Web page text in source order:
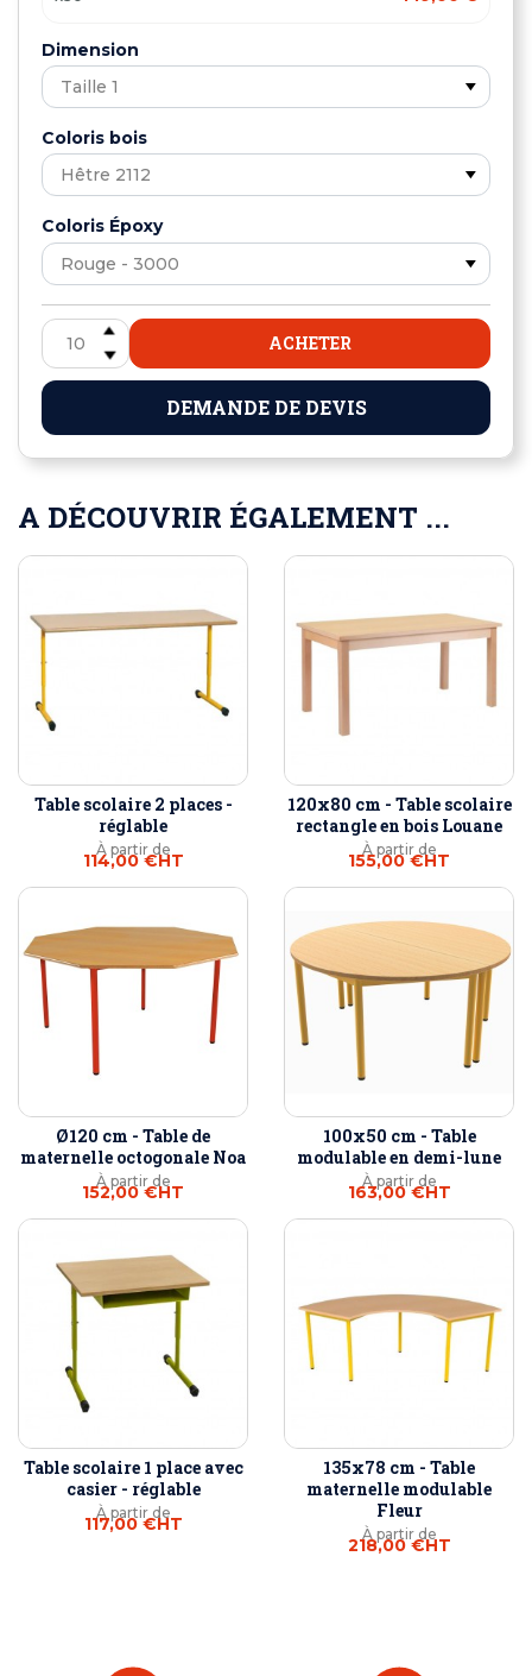
Dimension
Coloris bois
Coloris Époxy
ACHETER
DEMANDE DE DEVIS
A DÉCOUVRIR ÉGALEMENT ...
Table scolaire 2 places -
réglable
À partir de
114,00 €HT
120x80 cm - Table scolaire
rectangle en bois Louane
À partir de
155,00 €HT
Ø120 cm - Table de
maternelle octogonale Noa
À partir de
152,00 €HT
100x50 cm - Table
modulable en demi-lune
À partir de
163,00 €HT
Table scolaire 1 place avec
casier - réglable
À partir de
117,00 €HT
135x78 cm - Table
maternelle modulable
Fleur
À partir de
218,00 €HT